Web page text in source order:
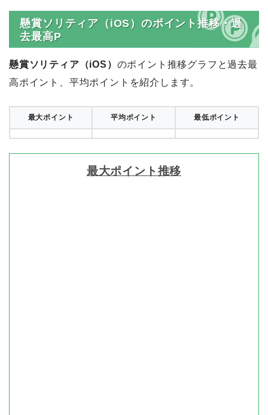
懸賞ソリティア（iOS）のポイント推移・過
去最高P
懸賞ソリティア（iOS） のポイント推移グラフと過去最
高ポイント、平均ポイントを紹介します。
最大ポイント 平均ポイント 最低ポイント
最大ポイント推移